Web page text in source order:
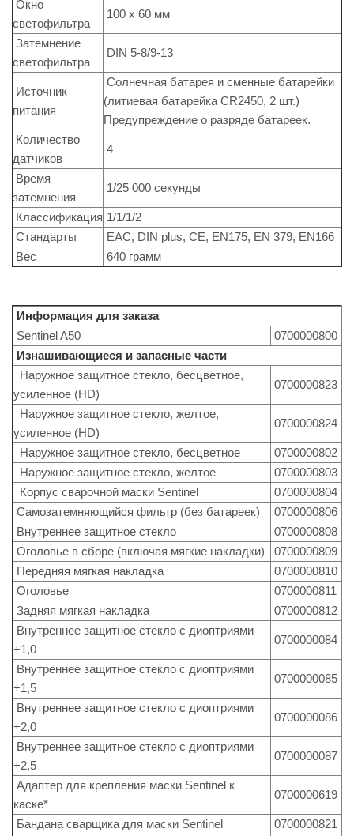
Окно
светофильтра
100 x 60 мм
Затемнение
светофильтра
DIN 5-8/9-13
Источник
питания
Солнечная батарея и сменные батарейки
(литиевая батарейка CR2450, 2 шт.)
Предупреждение о разряде батареек.
Количество
датчиков
4
Время
затемнения
1/25 000 секунды
Классификация 1/1/1/2
Стандарты
EAC, DIN plus, CE, EN175, EN 379, EN166
Вес
640 грамм
Информация для заказа
Sentinel A50
0700000800
Изнашивающиеся и запасные части
Наружное защитное стекло, бесцветное,
усиленное (HD)
0700000823
Наружное защитное стекло, желтое,
усиленное (HD)
0700000824
Наружное защитное стекло, бесцветное
0700000802
Наружное защитное стекло, желтое
0700000803
Корпус сварочной маски Sentinel
0700000804
Самозатемняющийся фильтр (без батареек)
0700000806
Внутреннее защитное стекло
0700000808
Оголовье в сборе (включая мягкие накладки)
0700000809
Передняя мягкая накладка
0700000810
Оголовье
0700000811
Задняя мягкая накладка
0700000812
Внутреннее защитное стекло с диоптриями
+1,0
0700000084
Внутреннее защитное стекло с диоптриями
+1,5
0700000085
Внутреннее защитное стекло с диоптриями
+2,0
0700000086
Внутреннее защитное стекло с диоптриями
+2,5
0700000087
Адаптер для крепления маски Sentinel к
каске*
0700000619
Бандана сварщика для маски Sentinel
0700000821